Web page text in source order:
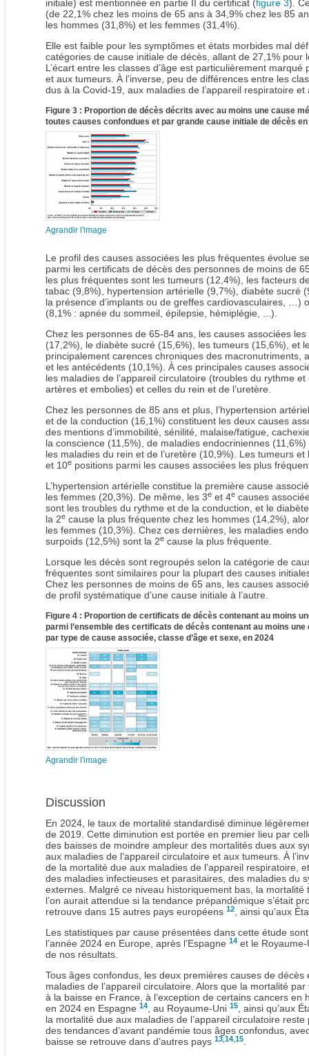
initiale) est mentionnée en partie II du certificat (figure 3).
(de 22,1% chez les moins de 65 ans à 34,9% chez les 85
les hommes (31,8%) et les femmes (31,4%).
Elle est faible pour les symptômes et états morbides mal
catégories de cause initiale de décès, allant de 27,1% pour
L’écart entre les classes d’âge est particulièrement
et aux tumeurs. À l’inverse, peu de différences entre les
dus à la Covid-19, aux maladies de l’appareil respiratoire
Figure 3 : Proportion de décès décrits avec au moins une cause
toutes causes confondues et par grande cause initiale de décès
Agrandir l'image
Le profil des causes associées les plus fréquentes évolue
parmi les certificats de décès des personnes de moins de
les plus fréquentes sont les tumeurs (12,4%), les facteurs
tabac (9,8%), hypertension artérielle (9,7%), diabète sucré
la présence d’implants ou de greffes cardiovasculaires, …)
(8,1% : apnée du sommeil, épilepsie, hémiplégie, ...).
Chez les personnes de 65-84 ans, les causes associées
(17,2%), le diabète sucré (15,6%), les tumeurs (15,6%), et
principalement carences chroniques des macronutriments,
et les antécédents (10,1%). À ces principales causes
les maladies de l’appareil circulatoire (troubles du rythme
artères et embolies) et celles du rein et de l’uretère.
Chez les personnes de 85 ans et plus, l’hypertension
et de la conduction (16,1%) constituent les deux causes
des mentions d’immobilité, sénilité, malaise/fatigue,
la conscience (11,5%), de maladies endocriniennes
les maladies du rein et de l’uretère (10,9%). Les tumeurs
et 10e positions parmi les causes associées les plus
L’hypertension artérielle constitue la première cause
les femmes (20,3%). De même, les 3e et 4e causes
sont les troubles du rythme et de la conduction, et le
la 2e cause la plus fréquente chez les hommes (14,2%),
les femmes (10,3%). Chez ces dernières, les maladies
surpoids (12,5%) sont la 2e cause la plus fréquente.
Lorsque les décès sont regroupés selon la catégorie de
fréquentes sont similaires pour la plupart des causes
Chez les personnes de moins de 65 ans, les causes
de profil systématique d’une cause initiale à l’autre.
Figure 4 : Proportion de certificats de décès contenant au moins
parmi l’ensemble des certificats de décès contenant au moins
par type de cause associée, classe d’âge et sexe, en 2024
Agrandir l'image
Discussion
En 2024, le taux de mortalité standardisé diminue
de 2019. Cette diminution est portée en premier lieu par
des baisses de moindre ampleur des mortalités dues aux
aux maladies de l’appareil circulatoire et aux tumeurs. À
de la mortalité due aux maladies de l’appareil respiratoire,
des maladies infectieuses et parasitaires, des maladies du
externes. Malgré ce niveau historiquement bas, la
l’on aurait attendue si la tendance prépandémique s’était
retrouve dans 15 autres pays européens 12, ainsi qu’aux
Les statistiques par cause présentées dans cette étude
l’année 2024 en Europe, après l’Espagne 14 et le
de nos résultats.
Tous âges confondus, les deux premières causes de
maladies de l’appareil circulatoire. Alors que la mortalité
à la baisse en France, à l’exception de certains cancers
en 2024 en Espagne 14, au Royaume-Uni 15, ainsi qu’aux
la mortalité due aux maladies de l’appareil circulatoire
des tendances d’avant pandémie tous âges confondus,
baisse se retrouve dans d’autres pays 13,14 15.